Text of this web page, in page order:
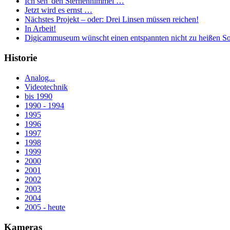
Jetzt wird es ernst …
Nächstes Projekt – oder: Drei Linsen müssen reichen!
In Arbeit!
Digicammuseum wünscht einen entspannten nicht zu heißen
Historie
Analog...
Videotechnik
bis 1990
1990 - 1994
1995
1996
1997
1998
1999
2000
2001
2002
2003
2004
2005 - heute
Kameras